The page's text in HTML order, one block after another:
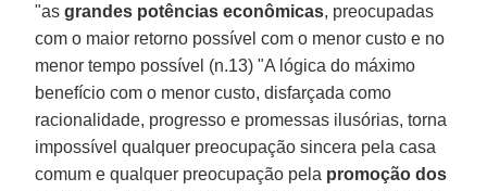
"asgrandes potências econômicas, preocupadas
com o maior retorno possível com o menor custo e no
menor tempo possível (n.13) "A lógica do máximo
benefício com o menor custo, disfarçada como
racionalidade, progresso e promessas ilusórias, torna
impossível qualquer preocupação sincera pela casa
comum e qualquer preocupação pela promoção dos